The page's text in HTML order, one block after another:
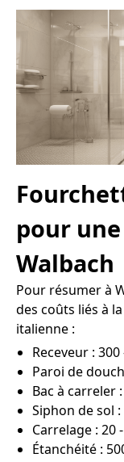
pour
Walbach
Pour résumer à
des coûts liés à
italienne :
Receveur :
Paroi de
Bac à carreler
Siphon de sol
Carrelage : 20
Étanchéité :